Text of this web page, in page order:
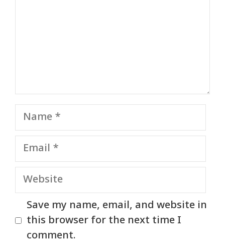
Name
Email
Website
Save my name, email, and website in
this browser for the next time I
comment.